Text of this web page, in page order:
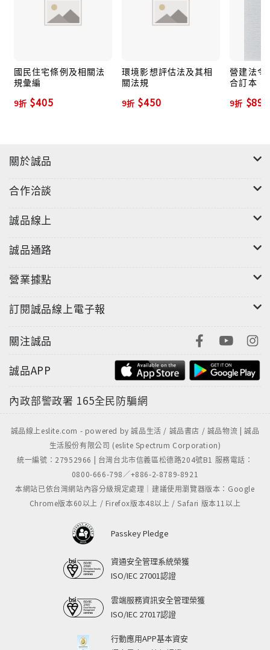
國民住宅條例及相關法
規彙編
9折 $405
環境影想評估法及其相
關法規
9折 $450
營建法令
合訂本
9折 $891
關於誠品
合作洽談
誠品線上
誠品通路
營業據點
訂閱誠品線上電子報
關注誠品
誠品APP
內政部警政署 165全民防騙網
誠品線上eslite.com - powered by 誠品生活 / 誠品書店 / 誠品物流 | 誠品
生活股份有限公司 (eslite Spectrum Corporation)
統一編號：27952966 | 台灣台北市信義區松德路204號B1 服務電話：
0800-666-798／+886-2-8789-8921
本網站已依台灣網站內容分級規定處理｜建議使用瀏覽器版本：Google
Chrome版本60以上 / Firefox版本48以上 / Safari 版本11以上
Passkey Pledge
資通安全管理系統榮獲
ISO/IEC 27001認證
雲端服務資訊安全管理榮獲
ISO/IEC 27017認證
行動應用APP基本資安